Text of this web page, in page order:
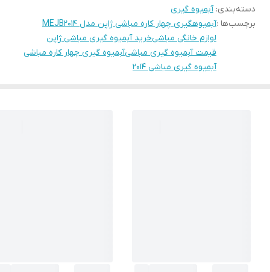
دسته‌بندی:آبمیوه گیری
برچسب‌ها :آبمیوهگیری چهار کاره مباشی ژاپن مدل MEJB2014
لوازم خانگی مباشیخرید آبمیوه گیری مباشی ژاپن
قیمت آبمیوه گیری مباشیآبمیوه گیری چهار کاره مباشی
آبمیوه گیری مباشی 2014